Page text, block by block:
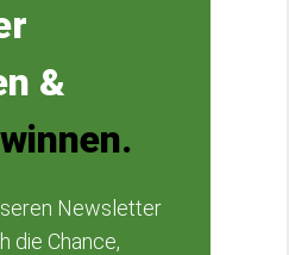
&
Newsletter
die Chance,